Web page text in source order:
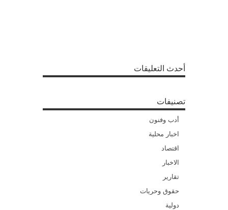
أحدث التعليقات
تصنيفات
أدب وفنون
اخبار محلية
اقتصاد
الاخبار
تقارير
حقوق وحريات
دولية